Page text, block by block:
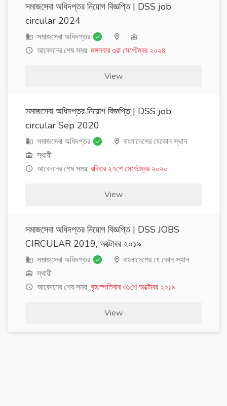
সমাজসেবা অধিদপ্তর নিয়োগ বিজ্ঞপ্তি | DSS job
circular 2024
সমাজসেবা অধিদপ্তর
আবেদনের শেষ সময়: মঙ্গলবার ৩রা সেপ্টেম্বর ২০২৪
View
সমাজসেবা অধিদপ্তর নিয়োগ বিজ্ঞপ্তি | DSS job
circular Sep 2020
সমাজসেবা অধিদপ্তর
বাংলাদেশের যেকোন স্থান
স্থায়ী
আবেদনের শেষ সময়: রবিবার ২৭শে সেপ্টেম্বর ২০২০
View
সমাজসেবা অধিদপ্তর নিয়োগ বিজ্ঞপ্তি | DSS JOBS
CIRCULAR 2019, অক্টোবর ২০১৯
সমাজসেবা অধিদপ্তর
বাংলাদেশের যে কোন স্থান
স্থায়ী
আবেদনের শেষ সময়: বৃহঃস্পতিবার ৩১শে অক্টোবর ২০১৯
View